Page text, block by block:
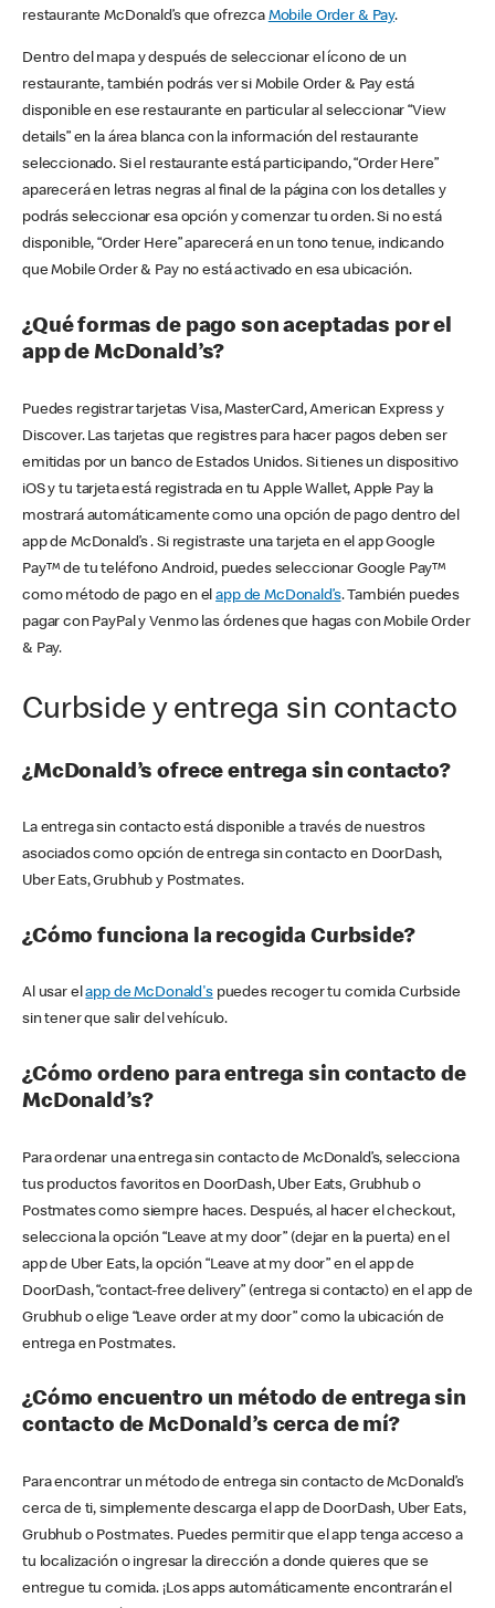
restaurante McDonald’s que ofrezca Mobile Order & Pay.
Dentro del mapa y después de seleccionar el ícono de un
restaurante, también podrás ver si Mobile Order & Pay está
disponible en ese restaurante en particular al seleccionar “View
details” en la área blanca con la información del restaurante
seleccionado. Si el restaurante está participando, “Order Here”
aparecerá en letras negras al final de la página con los detalles y
podrás seleccionar esa opción y comenzar tu orden. Si no está
disponible, “Order Here” aparecerá en un tono tenue, indicando
que Mobile Order & Pay no está activado en esa ubicación.
¿Qué formas de pago son aceptadas por el
app de McDonald’s?
Puedes registrar tarjetas Visa, MasterCard, American Express y
Discover. Las tarjetas que registres para hacer pagos deben ser
emitidas por un banco de Estados Unidos. Si tienes un dispositivo
iOS y tu tarjeta está registrada en tu Apple Wallet, Apple Pay la
mostrará automáticamente como una opción de pago dentro del
app de McDonald’s . Si registraste una tarjeta en el app Google
Pay™ de tu teléfono Android, puedes seleccionar Google Pay™
como método de pago en elapp de McDonald’s. También puedes
pagar con PayPal y Venmo las órdenes que hagas con Mobile Order
& Pay.
Curbside y entrega sin contacto
¿McDonald’s ofrece entrega sin contacto?
La entrega sin contacto está disponible a través de nuestros
asociados como opción de entrega sin contacto en DoorDash,
Uber Eats, Grubhub y Postmates.
¿Cómo funciona la recogida Curbside?
Al usar elapp de McDonald'spuedes recoger tu comida Curbside
sin tener que salir del vehículo.
¿Cómo ordeno para entrega sin contacto de
McDonald’s?
Para ordenar una entrega sin contacto de McDonald’s, selecciona
tus productos favoritos en DoorDash, Uber Eats, Grubhub o
Postmates como siempre haces. Después, al hacer el checkout,
selecciona la opción “Leave at my door” (dejar en la puerta) en el
app de Uber Eats, la opción “Leave at my door” en el app de
DoorDash, “contact-free delivery” (entrega si contacto) en el app de
Grubhub o elige “Leave order at my door” como la ubicación de
entrega en Postmates.
¿Cómo encuentro un método de entrega sin
contacto de McDonald’s cerca de mí?
Para encontrar un método de entrega sin contacto de McDonald’s
cerca de ti, simplemente descarga el app de DoorDash, Uber Eats,
Grubhub o Postmates. Puedes permitir que el app tenga acceso a
tu localización o ingresar la dirección a donde quieres que se
entregue tu comida. ¡Los apps automáticamente encontrarán el